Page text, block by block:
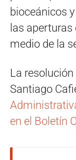
bioceánicos
las
medio de la
La
Santiago
en el Boletín